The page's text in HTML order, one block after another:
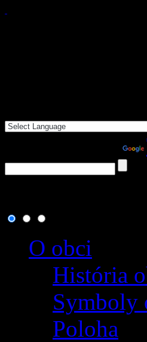
O obci
História
Symboly
Poloha